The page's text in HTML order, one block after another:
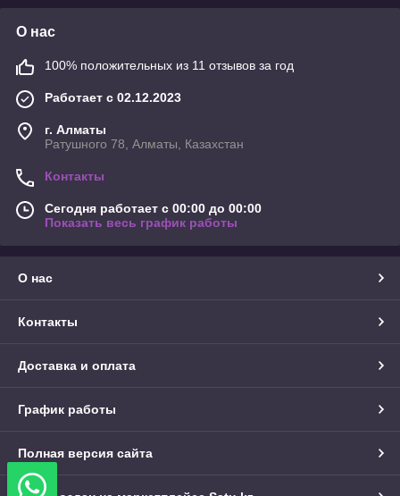
О нас
100% положительных из 11 отзывов за год
Работает с 02.12.2023
г. Алматы
Ратушного 78, Алматы, Казахстан
Контакты
Сегодня работает с 00:00 до 00:00
Показать весь график работы
О нас
Контакты
Доставка и оплата
График работы
Полная версия сайта